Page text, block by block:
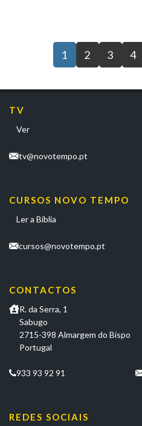
1 2 3 4
TV
Ver
tv@novotempo.pt
CURSOS NOVO TEMPO
Ler a Bíblia
cursos@novotempo.pt
CONTACTOS
R. da Serra, 1
Sabugo
2715-398 Almargem do Bispo
Portugal
933 93 92 91
REDES SOCIAIS